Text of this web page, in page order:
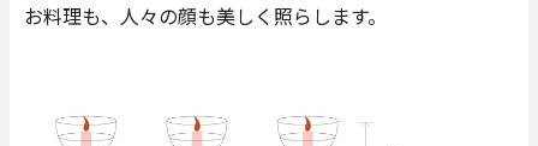
お料理も、人々の顔も美しく照らします。